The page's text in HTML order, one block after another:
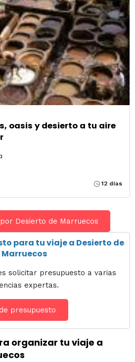
oasis y desierto a tu aire
12 días
Desierto de Marruecos
para tu viaje a Desierto de
Marruecos
solicitar presupuesto a varias
expertas.
presupuesto
organizar tu viaje a